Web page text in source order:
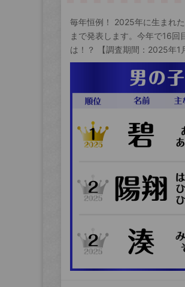
毎年恒例！ 2025年に生まれ
まで発表します。今年で16
は！？ 【調査期間：2025年1